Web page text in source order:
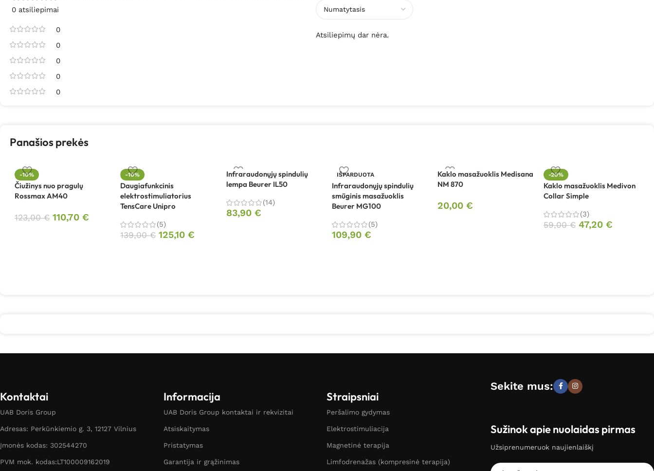
0 atsiliepimai
0
0
0
0
0
Atsiliepimų dar nėra.
Panašios prekės
-10%
Čiužinys nuo pragulų
Rossmax AM40
123,00€ 110,70 €
-10%
Daugiafunkcinis
elektrostimuliatorius
TensCare Unipro
(5)
139,00€ 125,10€
Infraraudonųjų spindulių
lempa Beurer IL50
(14)
83,90 €
IŠPARDUOTA
Infraraudonųjų spindulių
smūginis masažuoklis
Beurer MG100
(5)
109,90 €
Kaklo masažuoklis Medisana
NM 870
20,00€
-20%
Kaklo masažuoklis Medivon
Collar Simple
(3)
59,00€ 47,20 €
Kontaktai
UAB Doris Group
Adresas: Perkūnkiemio g. 3, 12127 Vilnius
Įmonės kodas: 302544270
PVM mok. kodas:LT100009162019
Informacija
UAB Doris Group kontaktai ir rekvizitai
Atsiskaitymas
Pristatymas
Garantija ir grąžinimas
Straipsniai
Peršalimo gydymas
Elektrostimuliacija
Magnetinė terapija
Limfodrenažas (kompresinė terapija)
Sekite mus:
Sužinok apie nuolaidas pirmas
Užsiprenumeruok naujienlaiškį